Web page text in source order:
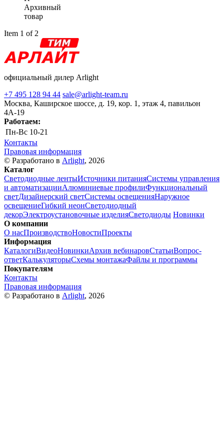
Архивный
товар
Item 1 of 2
официальный дилер Arlight
+7 495 128 94 44 sale@arlight-team.ru
Москва, Каширское шоссе, д. 19, кор. 1, этаж 4, павильон
4А-19
Работаем:
Пн-Вс 10-21
Контакты
Правовая информация
© Разработано в Arlight, 2026
Каталог
Светодиодные лентыИсточники питанияСистемы управления
и автоматизацииАлюминиевые профилиФункциональный
светДизайнерский светСистемы освещенияНаружное
освещениеГибкий неонСветодиодный
декорЭлектроустановочные изделияСветодиоды Новинки
О компании
О насПроизводствоНовостиПроекты
Информация
КаталогиВидеоНовинкиАрхив вебинаровСтатьиВопрос-
ответКалькуляторыСхемы монтажаФайлы и программы
Покупателям
Контакты
Правовая информация
© Разработано в Arlight, 2026